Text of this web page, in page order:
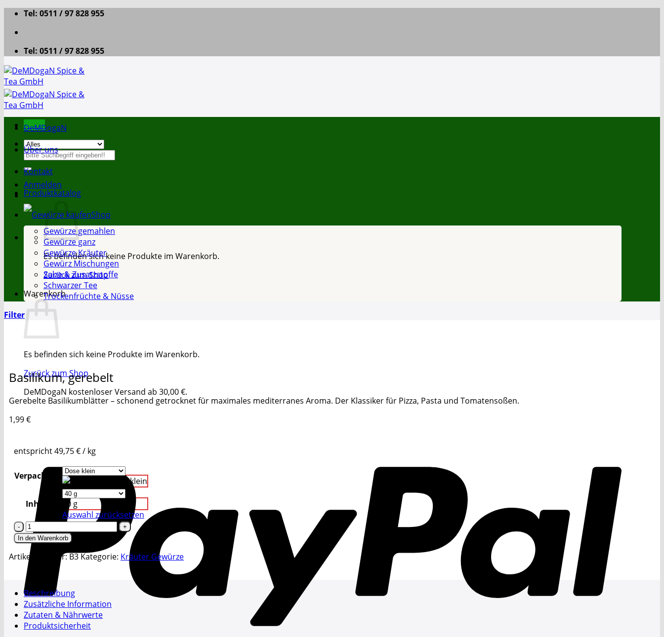
Zum
springen
Tel: 0511 / 97 828 955
Tel: 0511 / 97 828 955
Menü
Suche
nach:
Anmelden
Es befinden sich keine Produkte im Warenkorb.
Zurück zum Shop
Warenkorb
Es befinden sich keine Produkte im Warenkorb.
Zurück zum Shop
DeMDogaN kostenloser Versand ab 30,00 €.
DeMDogaN
Über uns
Kontakt
Produktkatalog
Shop
Gewürze gemahlen
Gewürze ganz
Gewürze Kräuter
Gewürz Mischungen
Salze & Zusatzstoffe
Schwarzer Tee
Trockenfrüchte & Nüsse
Filter
Basilikum, gerebelt
Gerebelte Basilikumblätter – schonend getrocknet für maximales mediterranes Aroma. Der Klassiker für Pizza, Pasta und Tomatensoßen.
1,99€
entspricht49,75€/ kg
Verpackung Dose klein
Inhalt
40 g
Auswahl zurücksetzen
Basilikum,
gerebelt
Menge
In den Warenkorb
Artikelnummer:B3Kategorie: Kräuter Gewürze
Beschreibung
Zusätzliche Information
Zutaten & Nährwerte
Produktsicherheit